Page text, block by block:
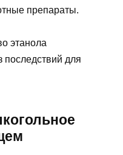
препараты.
этанола
последствий для